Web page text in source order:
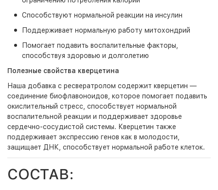
Способствуют нормальной реакции на инсулин
Поддерживает нормальную работу митохондрий
Помогает подавить воспалительные факторы,
способствуя здоровью и долголетию
Полезные свойства кверцетина
Наша добавка с ресвератролом содержит кверцетин —
соединение биофлавоноидов, которое помогает подавить
окислительный стресс, способствует нормальной
воспалительной реакции и поддерживает здоровье
сердечно-сосудистой системы. Кверцетин также
поддерживает экспрессию генов как в молодости,
защищает ДНК, способствует нормальной работе клеток.
СОСТАВ: